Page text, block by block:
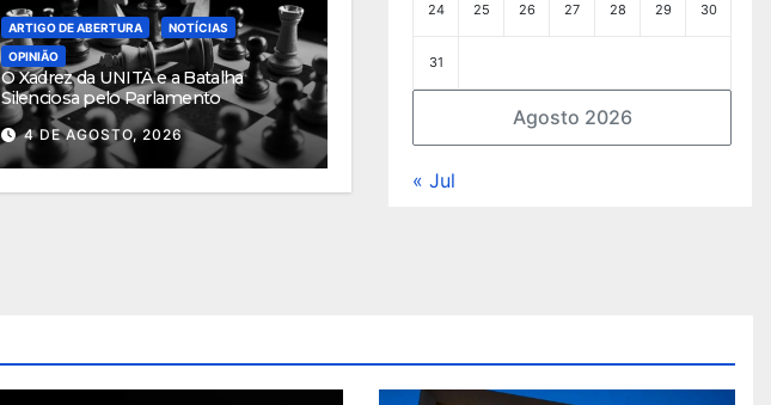
ARTIGO DE ABERTURA
NOTÍCIAS
OPINIÃO
O Xadrez da UNITA e a Batalha
Silenciosa pelo Parlamento
4 DE AGOSTO, 2026
Agosto 2026
24 25 26 27 28 29 30
31
« Jul